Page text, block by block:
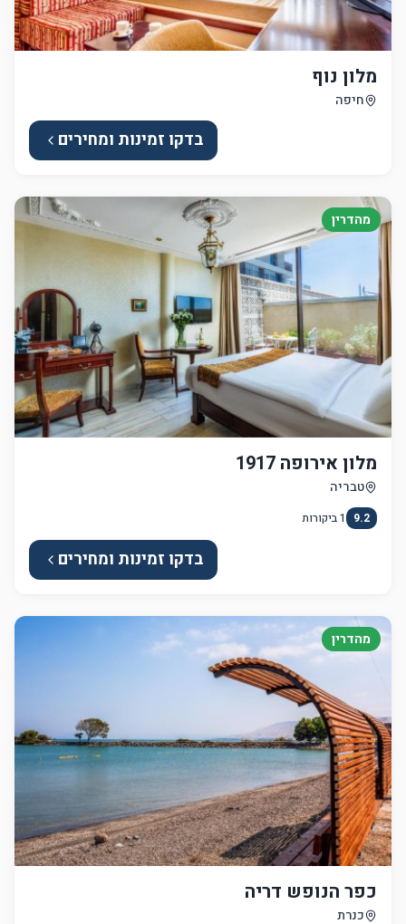
מלון נוף
חיפה
בדקו זמינות ומחירים
מהדרין
מלון אירופה 1917
טבריה
9.2
1ביקורות
בדקו זמינות ומחירים
מהדרין
כפר הנופש דריה
כנרת